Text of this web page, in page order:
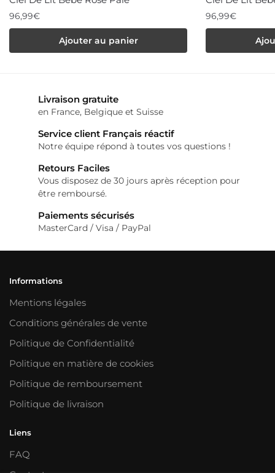
96,99€
Ajouter au panier
96,99€
Livraison gratuite
en France, Belgique et Suisse
Service client Français réactif
Notre équipe répond à toutes vos questions !
Retours Faciles
Vous disposez de 30 jours après réception pour
être remboursé.
Paiements sécurisés
MasterCard / Visa / PayPal
Informations
Mentions légales
Conditions générales de vente
Politique de Confidentialité
Politique en matière de cookies
Politique de remboursement
Politique de livraison
Liens
FAQ